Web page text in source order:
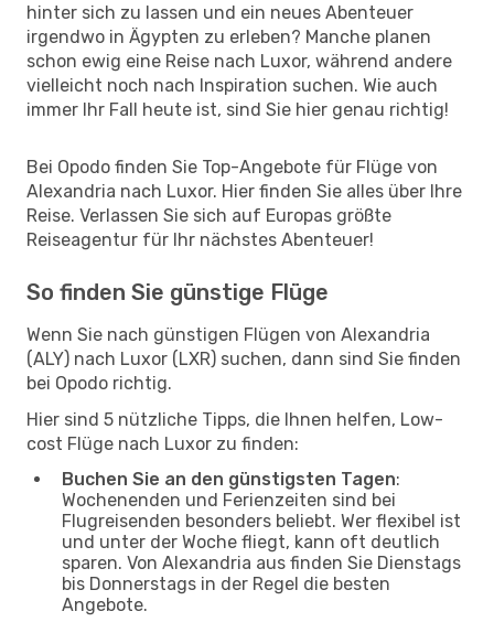
hinter sich zu lassen und ein neues Abenteuer
irgendwo in Ägypten zu erleben? Manche planen
schon ewig eine Reise nach Luxor, während andere
vielleicht noch nach Inspiration suchen. Wie auch
immer Ihr Fall heute ist, sind Sie hier genau richtig!
Bei Opodo finden Sie Top-Angebote für Flüge von
Alexandria nach Luxor. Hier finden Sie alles über Ihre
Reise. Verlassen Sie sich auf Europas größte
Reiseagentur für Ihr nächstes Abenteuer!
So finden Sie günstige Flüge
Wenn Sie nach günstigen Flügen von Alexandria
(ALY) nach Luxor (LXR) suchen, dann sind Sie finden
bei Opodo richtig.
Hier sind 5 nützliche Tipps, die Ihnen helfen, Low-
cost Flüge nach Luxor zu finden:
Buchen Sie an den günstigsten Tagen:
Wochenenden und Ferienzeiten sind bei
Flugreisenden besonders beliebt. Wer flexibel ist
und unter der Woche fliegt, kann oft deutlich
sparen. Von Alexandria aus finden Sie Dienstags
bis Donnerstags in der Regel die besten
Angebote.